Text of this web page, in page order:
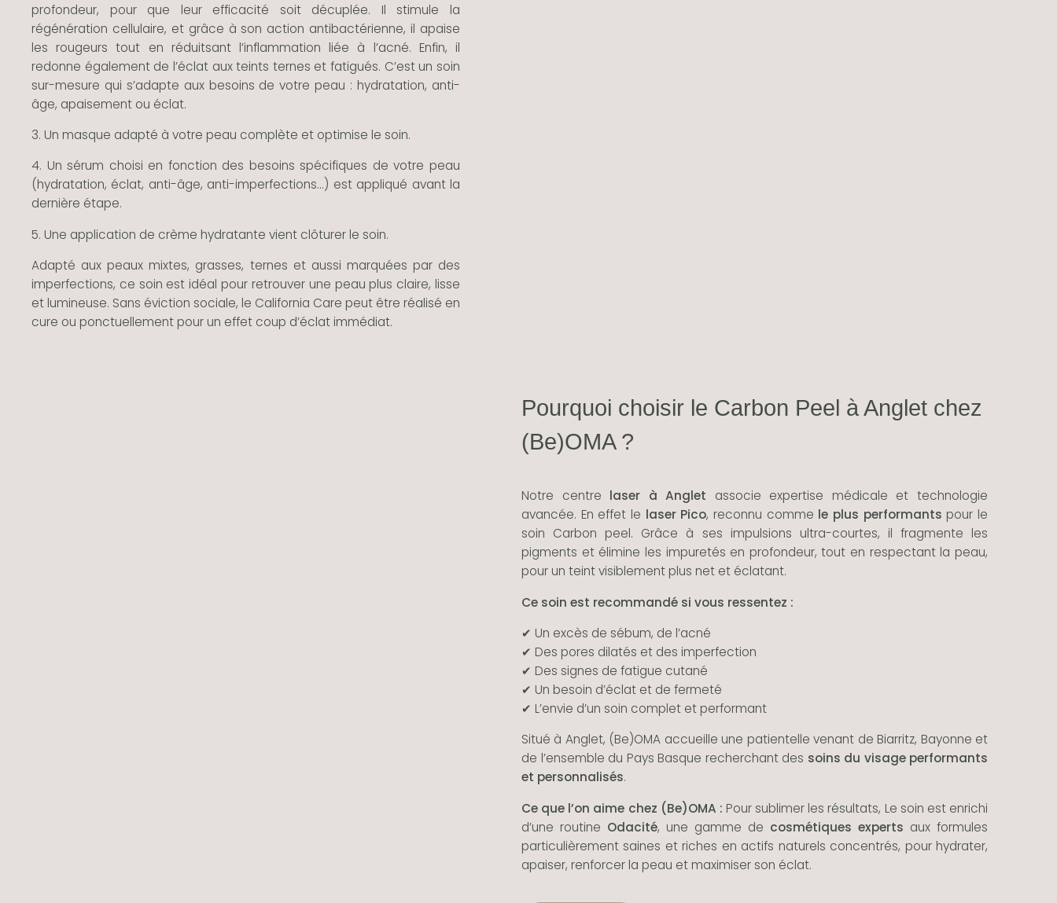
profondeur, pour que leur efficacité soit décuplée. Il stimule la
régénération cellulaire, et grâce à son action antibactérienne, il apaise
les rougeurs tout en réduitsant l’inflammation liée à l’acné. Enfin, il
redonne également de l’éclat aux teints ternes et fatigués. C’est un soin
sur-mesure qui s’adapte aux besoins de votre peau : hydratation, anti-
âge, apaisement ou éclat.
3. Un masque adapté à votre peau complète et optimise le soin.
4. Un sérum choisi en fonction des besoins spécifiques de votre peau
(hydratation, éclat, anti-âge, anti-imperfections…) est appliqué avant la
dernière étape.
5. Une application de crème hydratante vient clôturer le soin.
Adapté aux peaux mixtes, grasses, ternes et aussi marquées par des
imperfections, ce soin est idéal pour retrouver une peau plus claire, lisse
et lumineuse. Sans éviction sociale, le California Care peut être réalisé en
cure ou ponctuellement pour un effet coup d’éclat immédiat.
Pourquoi choisir le Carbon Peel à Anglet chez
(Be)OMA ?
Notre centre laser à Anglet associe expertise médicale et technologie
avancée. En effet le laser Pico, reconnu comme le plus performants pour le
soin Carbon peel. Grâce à ses impulsions ultra-courtes, il fragmente les
pigments et élimine les impuretés en profondeur, tout en respectant la peau,
pour un teint visiblement plus net et éclatant.
Ce soin est recommandé si vous ressentez :
✔ Un excès de sébum, de l’acné
✔ Des pores dilatés et des imperfection
✔ Des signes de fatigue cutané
✔ Un besoin d’éclat et de fermeté
✔ L’envie d’un soin complet et performant
Situé à Anglet, (Be)OMA accueille une patientelle venant de Biarritz, Bayonne et
de l’ensemble du Pays Basque recherchant des soins du visage performants
et personnalisés.
Ce que l’on aime chez (Be)OMA : Pour sublimer les résultats, Le soin est enrichi
d’une routine Odacité, une gamme de cosmétiques experts aux formules
particulièrement saines et riches en actifs naturels concentrés, pour hydrater,
apaiser, renforcer la peau et maximiser son éclat.